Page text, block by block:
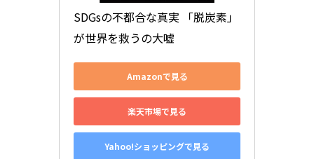
SDGsの不都合な真実 「脱炭素」
が世界を救うの大嘘
Amazonで見る
楽天市場で見る
Yahoo!ショッピングで見る